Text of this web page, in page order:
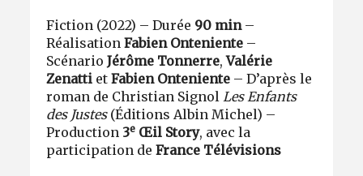
Fiction (2022) – Durée 90 min–
RéalisationFabien Onteniente –
ScénarioJérôme Tonnerre, Valérie
Zenatti et Fabien Onteniente – D’après le
roman de Christian Signol Les Enfants
des Justes (Éditions Albin Michel) –
Production 3e Œil Story, avec la
participation deFrance Télévisions